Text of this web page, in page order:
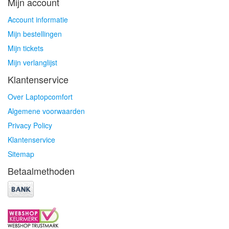
Account informatie
Mijn bestellingen
Mijn tickets
Mijn verlanglijst
Klantenservice
Over Laptopcomfort
Algemene voorwaarden
Privacy Policy
Klantenservice
Sitemap
Betaalmethoden